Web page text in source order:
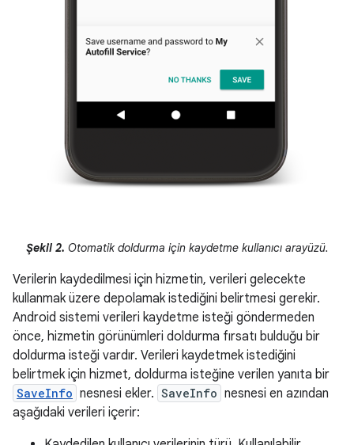
Şekil 2. Otomatik doldurma için kaydetme kullanıcı arayüzü.
Verilerin kaydedilmesi için hizmetin, verileri gelecekte
kullanmak üzere depolamak istediğini belirtmesi gerekir.
Android sistemi verileri kaydetme isteği göndermeden
önce, hizmetin görünümleri doldurma fırsatı bulduğu bir
doldurma isteği vardır. Verileri kaydetmek istediğini
belirtmek için hizmet, doldurma isteğine verilen yanıta bir
SaveInfo nesnesi ekler. SaveInfo nesnesi en azından
aşağıdaki verileri içerir: